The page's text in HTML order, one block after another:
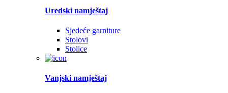
Uredski namještaj
Sjedeće garniture
Stolovi
Stolice
Vanjski namještaj